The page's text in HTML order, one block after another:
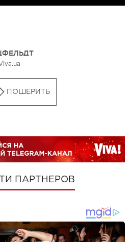
ПОШЕРИТЬ
ПАРТНЕРОВ